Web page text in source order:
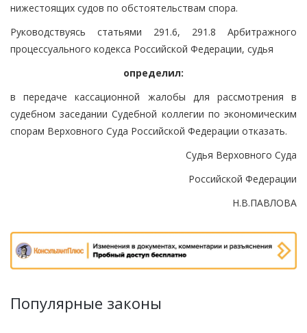
нижестоящих судов по обстоятельствам спора.
Руководствуясь статьями 291.6, 291.8 Арбитражного
процессуального кодекса Российской Федерации, судья
определил:
в передаче кассационной жалобы для рассмотрения в
судебном заседании Судебной коллегии по экономическим
спорам Верховного Суда Российской Федерации отказать.
Судья Верховного Суда
Российской Федерации
Н.В.ПАВЛОВА
Популярные законы